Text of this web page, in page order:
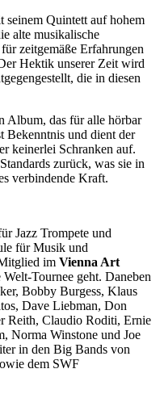
seinem Quintett auf hohem
alte musikalische
zeitgemäße Erfahrungen
Hektik unserer Zeit wird
die in diesen
Album, das für alle hörbar
Bekenntnis und dient der
keinerlei Schranken auf.
zurück, was sie in
verbindende Kraft.
Jazz Trompete und
für Musik und
im Vienna Art
Tournee geht. Daneben
Bobby Burgess, Klaus
Dave Liebman, Don
Reith, Claudio Roditi, Ernie
Norma Winstone und Joe
in den Big Bands von
dem SWF